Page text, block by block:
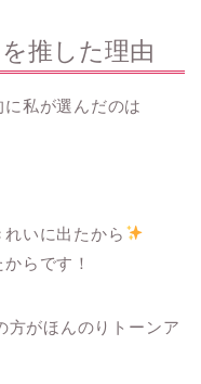
推した理由
私が選んだのは
いに出たから
らです！
方がほんのりトーンア